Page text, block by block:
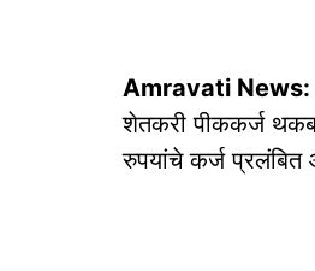
Amravati News:
शेतकरी पीककर्ज
रुपयांचे कर्ज